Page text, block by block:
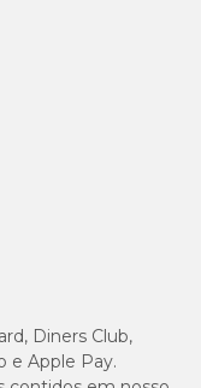
Diners Club,
e Apple Pay.